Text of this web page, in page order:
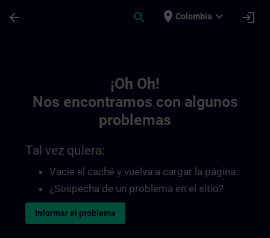
arrow_back search place Colombia expand_more login
¡Oh Oh!
Nos encontramos con algunos
problemas
Tal vez quiera:
Vacíe el caché y vuelva a cargar la página.
¿Sospecha de un problema en el sitio?
Informar el problema